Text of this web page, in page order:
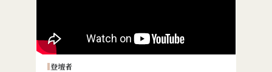
登壇者